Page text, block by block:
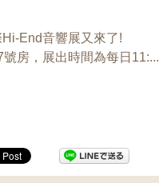
End音響展又來了!
房，展出時間為每日11:...